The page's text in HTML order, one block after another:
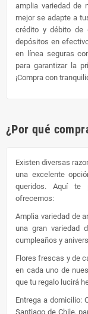
amplia variedad de
mejor se adapte a
crédito y débito de
depósitos en
en línea seguras
para garantizar la
¡Compra con
¿Por qué
Existen diversas
una excelente
queridos. Aquí te
ofrecemos:
Amplia variedad de
una gran variedad
cumpleaños y
Flores frescas y de
en cada uno de
que tu regalo lucirá
Entrega a domicilio:
Santiago de Chile,